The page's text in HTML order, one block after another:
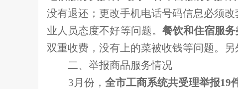
没有退还；更改手机电话号码信息必须
业人员态度不好等问题。 餐饮和住宿服
双重收费，没有上的菜被收钱等问题。
二、举报商品服务情况
3月份， 全市工商系统共受理举报19